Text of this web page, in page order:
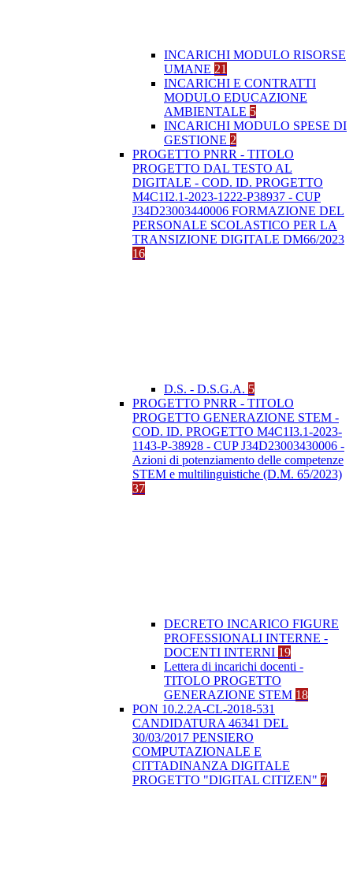
INCARICHI MODULO RISORSE
UMANE 21
INCARICHI E CONTRATTI
MODULO EDUCAZIONE
AMBIENTALE 5
INCARICHI MODULO SPESE DI
GESTIONE 2
PROGETTO PNRR - TITOLO
PROGETTO DAL TESTO AL
DIGITALE - COD. ID. PROGETTO
M4C1I2.1-2023-1222-P38937 - CUP
J34D23003440006 FORMAZIONE DEL
PERSONALE SCOLASTICO PER LA
TRANSIZIONE DIGITALE DM66/2023
16
D.S. - D.S.G.A. 5
PROGETTO PNRR - TITOLO
PROGETTO GENERAZIONE STEM -
COD. ID. PROGETTO M4C1I3.1-2023-
1143-P-38928 - CUP J34D23003430006 -
Azioni di potenziamento delle competenze
STEM e multilinguistiche (D.M. 65/2023)
37
DECRETO INCARICO FIGURE
PROFESSIONALI INTERNE -
DOCENTI INTERNI 19
Lettera di incarichi docenti -
TITOLO PROGETTO
GENERAZIONE STEM 18
PON 10.2.2A-CL-2018-531
CANDIDATURA 46341 DEL
30/03/2017 PENSIERO
COMPUTAZIONALE E
CITTADINANZA DIGITALE
PROGETTO "DIGITAL CITIZEN" 7